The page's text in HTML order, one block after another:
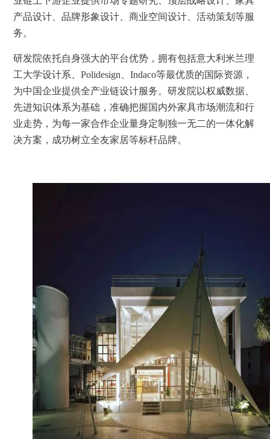
产品设计、品牌形象设计、商业空间设计、活动策划等服
务。
研发院依托自身强大的平台优势，拥有包括意大利米兰理
工大学设计系、Polidesign、Indaco等最优质的国际资源，
为中国企业提供全产业链设计服务。研发院以权威数据、
先进知识体系为基础，准确把握国内外家具市场潮流和行
业走势，为每一家合作企业量身定制独一无二的一体化解
决方案，成功树立全友家居等标杆品牌。